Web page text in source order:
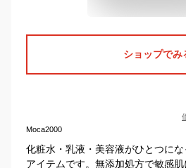
ショップでみ
Moca2000
化粧水・乳液・美容液がひとつに
アイテムです。無添加処方で敏感